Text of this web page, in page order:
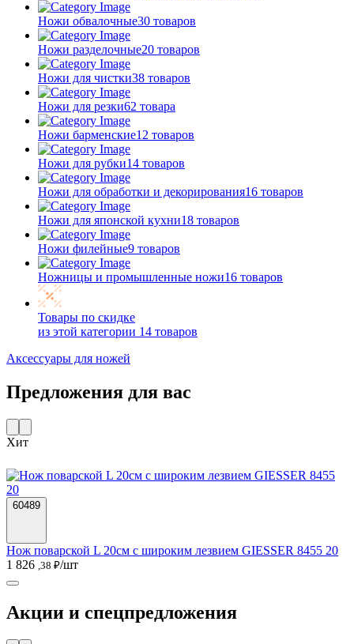
Ножи обвалочные30 товаров
Ножи разделочные20 товаров
Ножи для чистки38 товаров
Ножи для резки62 товара
Ножи барменские12 товаров
Ножи для рубки14 товаров
Ножи для обработки и декорирования16 товаров
Ножи для японской кухни18 товаров
Ножи филейные9 товаров
Ножницы и промышленные ножи16 товаров
Товары по скидке
из этой категории 14 товаров
Аксессуары для ножей
Предложения для вас
Хит
60489
Нож поварской L 20см с широким лезвием GIESSER 8455 20
1 826 ,38 ₽/шт
Акции и спецпредложения